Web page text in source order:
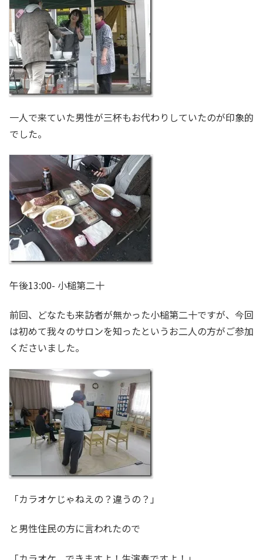
一人で来ていた男性が三杯もお代わりしていたのが印象的
でした。
午後13:00- 小槌第二十
前回、どなたも来訪者が無かった小槌第二十ですが、今回
は初めて我々のサロンを知ったというお二人の方がご参加
くださいました。
「カラオケじゃねえの？違うの？」
と男性住民の方に言われたので